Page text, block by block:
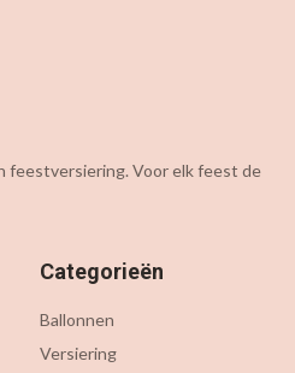
feestversiering. Voor elk feest de
Categorieën
Ballonnen
Versiering